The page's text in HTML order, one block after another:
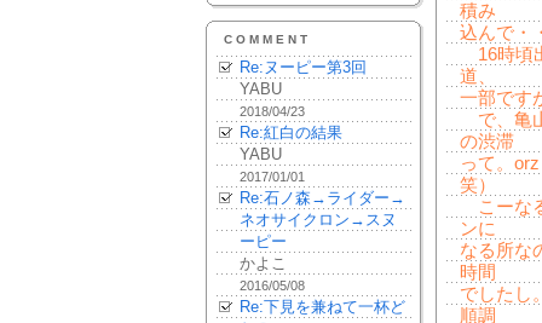
COMMENT
Re:ヌーピー第3回
YABU
2018/04/23
Re:紅白の結果
YABU
2017/01/01
Re:石ノ森→ライダー→
ネオサイクロン→スヌ
ーピー
かよこ
2016/05/08
Re:下見を兼ねて一杯ど
積み
込んで・
16時頃
道、
一部です
で、亀
の渋滞
って。
笑）
こーな
ンに
なる所な
時間
でしたし
順調